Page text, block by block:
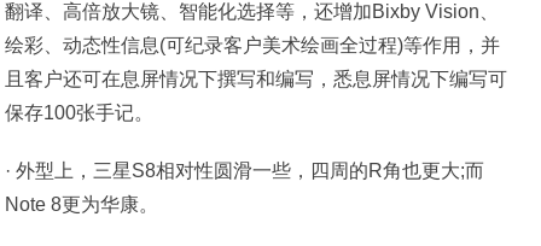
翻译、高倍放大镜、智能化选择等，还增加Bixby Vision、
绘彩、动态性信息(可纪录客户美术绘画全过程)等作用，并
且客户还可在息屏情况下撰写和编写，悉息屏情况下编写可
保存100张手记。
· 外型上，三星S8相对性圆滑一些，四周的R角也更大;而
Note 8更为华康。